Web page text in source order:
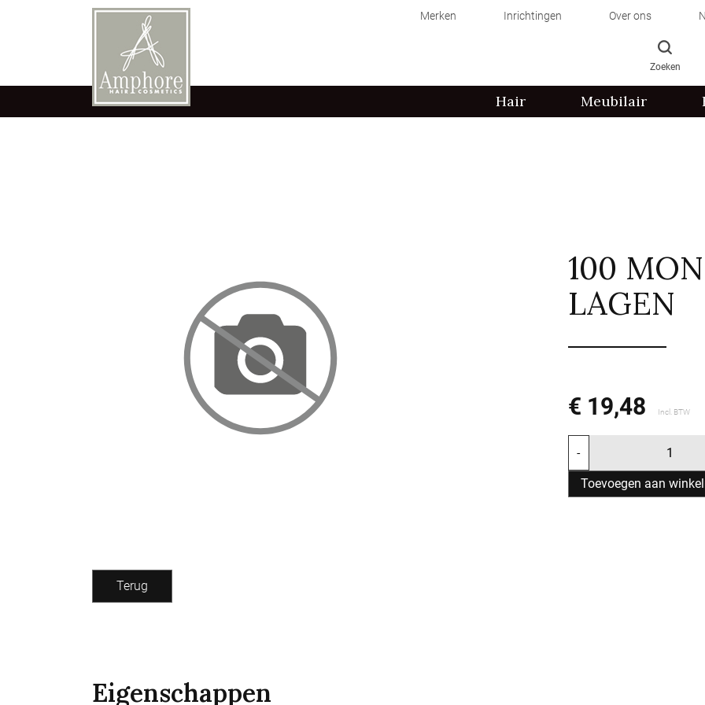
Merken Inrichtingen Over ons
Zoeken
Hair Meubilair
100
LAGEN
€ 19,48 Incl. BTW
-
Toevoegen aan
Terug
Eigenschappen